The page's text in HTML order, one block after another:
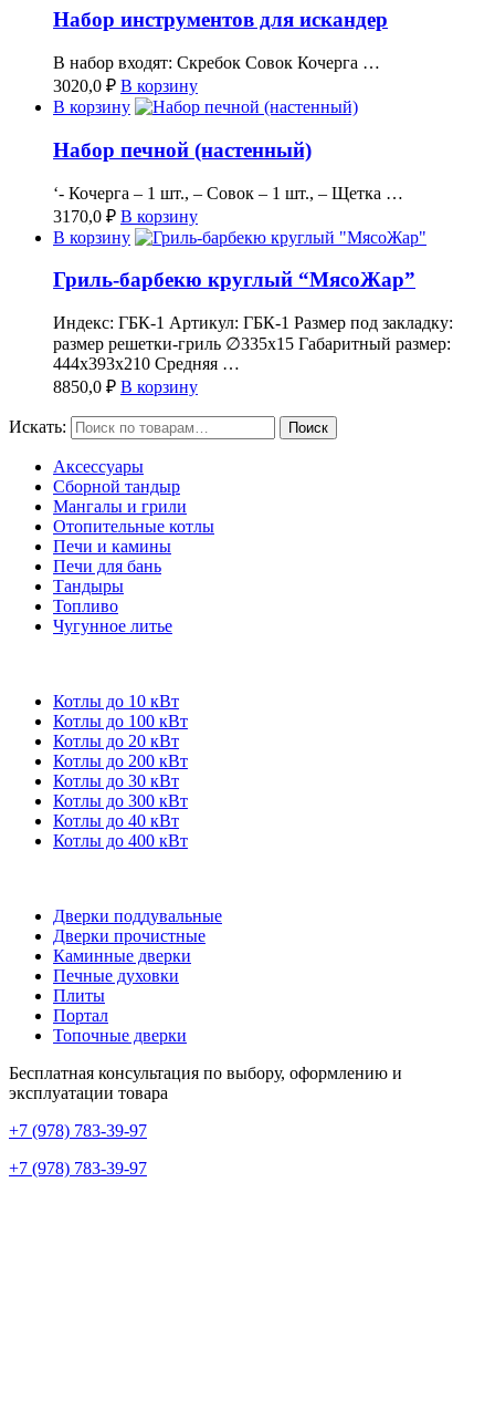
Набор инструментов для искандер
В набор входят: Скребок Совок Кочерга …
3020,0 ₽ В корзину
В корзину
Набор печной (настенный)
‘- Кочерга – 1 шт., – Совок – 1 шт., – Щетка …
3170,0 ₽ В корзину
В корзину
Гриль-барбекю круглый “МясоЖар”
Индекс: ГБК-1 Артикул: ГБК-1 Размер под закладку:
размер решетки-гриль ∅335х15 Габаритный размер:
444х393х210 Средняя …
8850,0 ₽ В корзину
Искать: Поиск
Аксессуары
Сборной тандыр
Мангалы и грили
Отопительные котлы
Печи и камины
Печи для бань
Тандыры
Топливо
Чугунное литье
Котлы до 10 кВт
Котлы до 100 кВт
Котлы до 20 кВт
Котлы до 200 кВт
Котлы до 30 кВт
Котлы до 300 кВт
Котлы до 40 кВт
Котлы до 400 кВт
Дверки поддувальные
Дверки прочистные
Каминные дверки
Печные духовки
Плиты
Портал
Топочные дверки
Бесплатная консультация по выбору, оформлению и
эксплуатации товара
+7 (978) 783-39-97
+7 (978) 783-39-97